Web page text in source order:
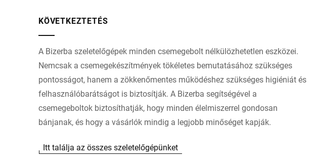
KÖVETKEZTETÉS
A Bizerba szeletelőgépek minden csemegebolt nélkülözhetetlen eszközei.
Nemcsak a csemegekészítmények tökéletes bemutatásához szükséges
pontosságot, hanem a zökkenőmentes működéshez szükséges higiéniát és
felhasználóbarátságot is biztosítják. A Bizerba segítségével a
csemegeboltok biztosíthatják, hogy minden élelmiszerrel gondosan
bánjanak, és hogy a vásárlók mindig a legjobb minőséget kapják.
Itt találja az összes szeletelőgépünket